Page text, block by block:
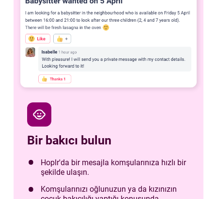
child_care
Bir bakıcı bulun
Hoplr'da bir mesajla komşularınıza hızlı bir
şekilde ulaşın.
Komşularınızı oğlunuzun ya da kızınızın